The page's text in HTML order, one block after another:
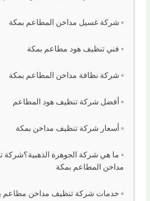
شركة غسيل مداخن المطاعم بمكة
فني تنظيف هود مطاعم بمكة
شركة نظافة مداخن المطاعم بمكة
أفضل شركة تنظيف هود المطاعم
أسعار شركة تنظيف مداخن بمكة
ما هي شركة الجوهرة الذهبية؟شركة
مداخن المطاعم بمكة
خدمات شركة تنظيف مداخن مطاعم